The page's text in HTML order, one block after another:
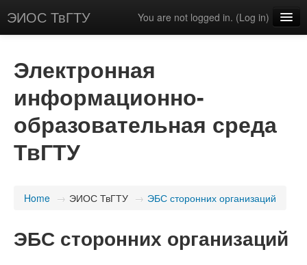
ЭИОС ТвГТУ You are not logged in. (Log in)
Электронная
информационно-
образовательная среда
ТвГТУ
Home → ЭИОС ТвГТУ → ЭБС сторонних организаций
ЭБС сторонних организаций